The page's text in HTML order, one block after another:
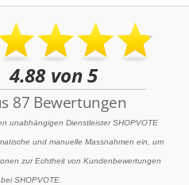
unabhängigen Dienstleister SHOPVOTE
und manuelle Massnahmen ein, um
zur Echtheit von Kundenbewertungen
SHOPVOTE.